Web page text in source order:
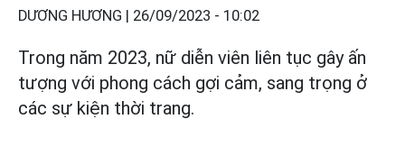
DƯƠNG HƯƠNG | 26/09/2023 - 10:02
Trong năm 2023, nữ diễn viên liên tục gây ấn
tượng với phong cách gợi cảm, sang trọng ở
các sự kiện thời trang.